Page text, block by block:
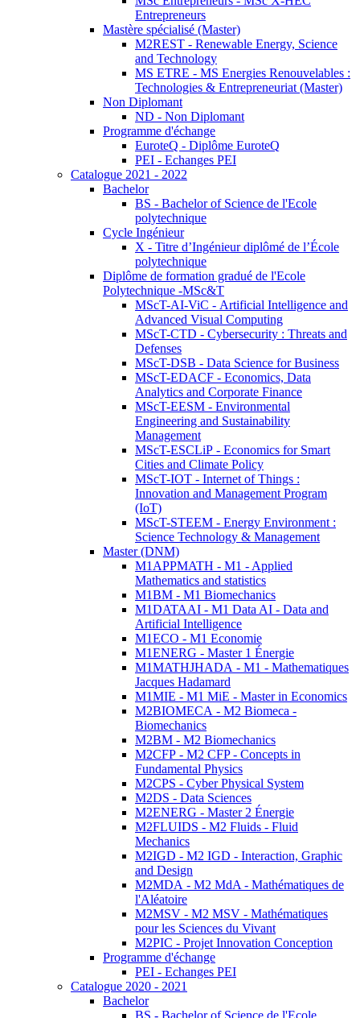
Entrepreneurs
Mastère spécialisé (Master)
M2REST - Renewable Energy, Science
and Technology
MS ETRE - MS Energies Renouvelables :
Technologies & Entrepreneuriat (Master)
Non Diplomant
ND - Non Diplomant
Programme d'échange
EuroteQ - Diplôme EuroteQ
PEI - Echanges PEI
Catalogue 2021 - 2022
Bachelor
BS - Bachelor of Science de l'Ecole
polytechnique
Cycle Ingénieur
X - Titre d’Ingénieur diplômé de l’École
polytechnique
Diplôme de formation gradué de l'Ecole
Polytechnique -MSc&T
MScT-AI-ViC - Artificial Intelligence and
Advanced Visual Computing
MScT-CTD - Cybersecurity : Threats and
Defenses
MScT-DSB - Data Science for Business
MScT-EDACF - Economics, Data
Analytics and Corporate Finance
MScT-EESM - Environmental
Engineering and Sustainability
Management
MScT-ESCLiP - Economics for Smart
Cities and Climate Policy
MScT-IOT - Internet of Things :
Innovation and Management Program
(IoT)
MScT-STEEM - Energy Environment :
Science Technology & Management
Master (DNM)
M1APPMATH - M1 - Applied
Mathematics and statistics
M1BM - M1 Biomechanics
M1DATAAI - M1 Data AI - Data and
Artificial Intelligence
M1ECO - M1 Economie
M1ENERG - Master 1 Énergie
M1MATHJHADA - M1 - Mathematiques
Jacques Hadamard
M1MIE - M1 MiE - Master in Economics
M2BIOMECA - M2 Biomeca -
Biomechanics
M2BM - M2 Biomechanics
M2CFP - M2 CFP - Concepts in
Fundamental Physics
M2CPS - Cyber Physical System
M2DS - Data Sciences
M2ENERG - Master 2 Énergie
M2FLUIDS - M2 Fluids - Fluid
Mechanics
M2IGD - M2 IGD - Interaction, Graphic
and Design
M2MDA - M2 MdA - Mathématiques de
l'Aléatoire
M2MSV - M2 MSV - Mathématiques
pour les Sciences du Vivant
M2PIC - Projet Innovation Conception
Programme d'échange
PEI - Echanges PEI
Catalogue 2020 - 2021
Bachelor
BS - Bachelor of Science de l'Ecole